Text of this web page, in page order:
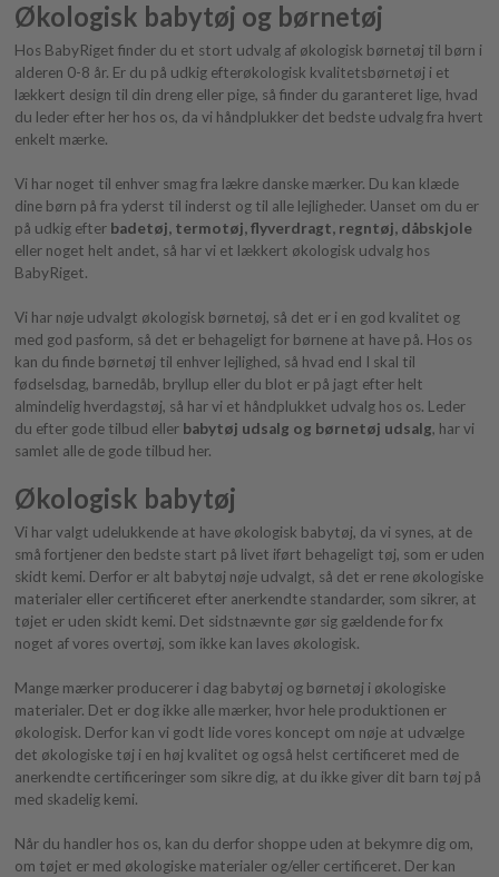
Økologisk babytøj og børnetøj
Hos BabyRiget finder du et stort udvalg af økologisk børnetøj til børn i
alderen 0-8 år. Er du på udkig efterøkologisk kvalitetsbørnetøj i et
lækkert design til din dreng eller pige, så finder du garanteret lige, hvad
du leder efter her hos os, da vi håndplukker det bedste udvalg fra hvert
enkelt mærke.
Vi har noget til enhver smag fra lækre danske mærker. Du kan klæde
dine børn på fra yderst til inderst og til alle lejligheder. Uanset om du er
på udkig efter badetøj, termotøj,flyverdragt, regntøj, dåbskjole
eller noget helt andet, så har vi et lækkert økologisk udvalg hos
BabyRiget.
Vi har nøje udvalgt økologisk børnetøj, så det er i en god kvalitet og
med god pasform, så det er behageligt for børnene at have på. Hos os
kan du finde børnetøj til enhver lejlighed, så hvad end I skal til
fødselsdag, barnedåb, bryllup eller du blot er på jagt efter helt
almindelig hverdagstøj, så har vi et håndplukket udvalg hos os. Leder
du efter gode tilbud eller babytøj udsalg og børnetøj udsalg, har vi
samlet alle de gode tilbud her.
Økologisk babytøj
Vi har valgt udelukkende at have økologisk babytøj, da vi synes, at de
små fortjener den bedste start på livet iført behageligt tøj, som er uden
skidt kemi. Derfor er alt babytøj nøje udvalgt, så det er rene økologiske
materialer eller certificeret efter anerkendte standarder, som sikrer, at
tøjet er uden skidt kemi. Det sidstnævnte gør sig gældende for fx
noget af vores overtøj, som ikke kan laves økologisk.
Mange mærker producerer i dag babytøj og børnetøj i økologiske
materialer. Det er dog ikke alle mærker, hvor hele produktionen er
økologisk. Derfor kan vi godt lide vores koncept om nøje at udvælge
det økologiske tøj i en høj kvalitet og også helst certificeret med de
anerkendte certificeringer som sikre dig, at du ikke giver dit barn tøj på
med skadelig kemi.
Når du handler hos os, kan du derfor shoppe uden at bekymre dig om,
om tøjet er med økologiske materialer og/eller certificeret. Der kan